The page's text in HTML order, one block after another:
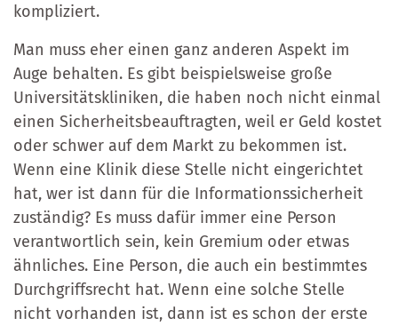
kompliziert.
Man muss eher einen ganz anderen Aspekt im
Auge behalten. Es gibt beispielsweise große
Universitätskliniken, die haben noch nicht einmal
einen Sicherheitsbeauftragten, weil er Geld kostet
oder schwer auf dem Markt zu bekommen ist.
Wenn eine Klinik diese Stelle nicht eingerichtet
hat, wer ist dann für die Informationssicherheit
zuständig? Es muss dafür immer eine Person
verantwortlich sein, kein Gremium oder etwas
ähnliches. Eine Person, die auch ein bestimmtes
Durchgriffsrecht hat. Wenn eine solche Stelle
nicht vorhanden ist, dann ist es schon der erste